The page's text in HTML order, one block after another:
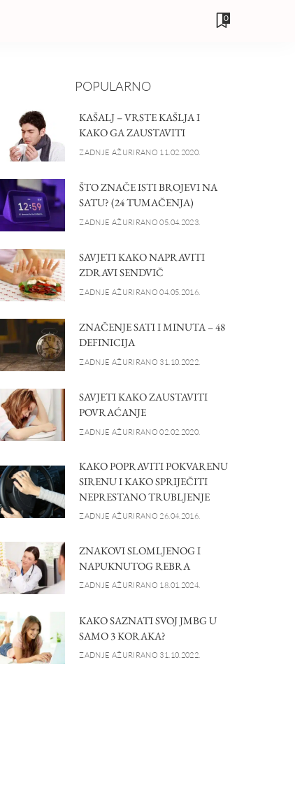
0
POPULARNO
KAŠALJ – VRSTE KAŠLJA I
KAKO GA ZAUSTAVITI
ZADNJE AŽURIRANO 11.02.2020.
ŠTO ZNAČE ISTI BROJEVI NA
SATU? (24 TUMAČENJA)
ZADNJE AŽURIRANO 05.04.2023.
SAVJETI KAKO NAPRAVITI
ZDRAVI SENDVIČ
ZADNJE AŽURIRANO 04.05.2016.
ZNAČENJE SATI I MINUTA – 48
DEFINICIJA
ZADNJE AŽURIRANO 31.10.2022.
SAVJETI KAKO ZAUSTAVITI
POVRAĆANJE
ZADNJE AŽURIRANO 02.02.2020.
KAKO POPRAVITI POKVARENU
SIRENU I KAKO SPRIJEČITI
NEPRESTANO TRUBLJENJE
ZADNJE AŽURIRANO 26.04.2016.
ZNAKOVI SLOMLJENOG I
NAPUKNUTOG REBRA
ZADNJE AŽURIRANO 18.01.2024.
KAKO SAZNATI SVOJ JMBG U
SAMO 3 KORAKA?
ZADNJE AŽURIRANO 31.10.2022.